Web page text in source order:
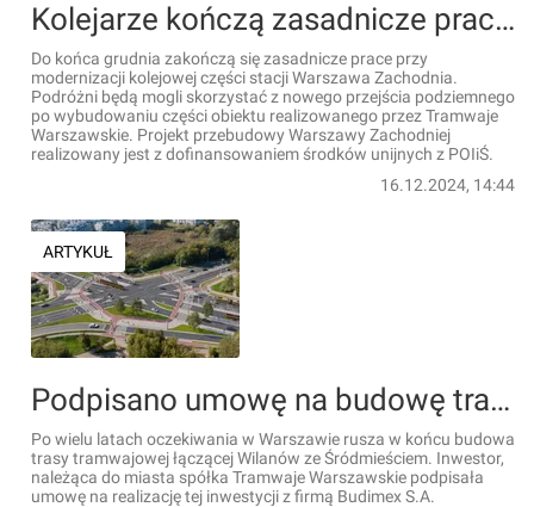
Kolejarze kończą zasadnicze prace na stacji Warszawa Zachodnia [ZDJĘCIA]
Do końca grudnia zakończą się zasadnicze prace przy
modernizacji kolejowej części stacji Warszawa Zachodnia.
Podróżni będą mogli skorzystać z nowego przejścia podziemnego
po wybudowaniu części obiektu realizowanego przez Tramwaje
Warszawskie. Projekt przebudowy Warszawy Zachodniej
realizowany jest z dofinansowaniem środków unijnych z POIiŚ.
16.12.2024, 14:44
ARTYKUŁ
Podpisano umowę na budowę trasy tramwajowej łączącej Wilanów ze Śródmieściem
Po wielu latach oczekiwania w Warszawie rusza w końcu budowa
trasy tramwajowej łączącej Wilanów ze Śródmieściem. Inwestor,
należąca do miasta spółka Tramwaje Warszawskie podpisała
umowę na realizację tej inwestycji z firmą Budimex S.A.